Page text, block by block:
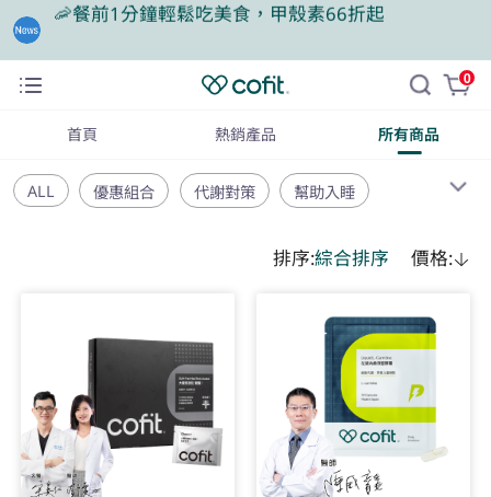
❤️老爸我來守護，專區商品任2件88折
0
首頁 熱銷產品 所有商品
ALL 優惠組合 代謝對策 幫助入睡
排序:綜合排序 價格: